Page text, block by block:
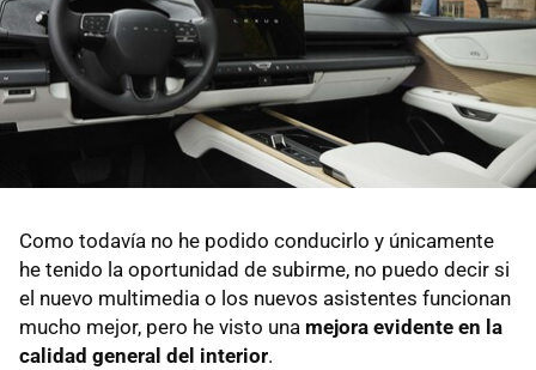
Como todavía no he podido conducirlo y únicamente
he tenido la oportunidad de subirme, no puedo decir si
el nuevo multimedia o los nuevos asistentes funcionan
mucho mejor, pero he visto una mejora evidente en la
calidad general del interior.